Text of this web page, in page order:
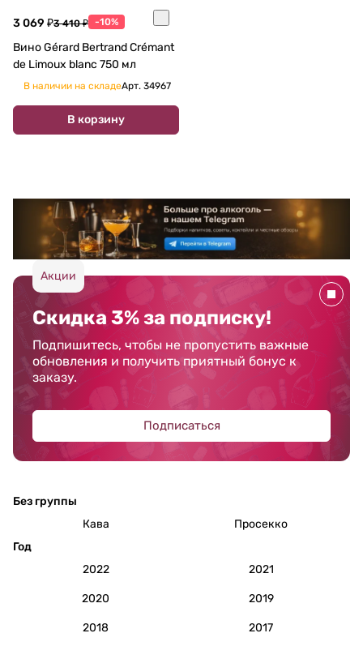
3 069 ₽3 410 ₽ -10%
Вино Gérard Bertrand Crémant
de Limoux blanc 750 мл
В наличии на складеАрт. 34967
В корзину
Акции
Скидка 3% за подписку!
Подпишитесь, чтобы не пропустить важные
обновления и получить приятный бонус к
заказу.
Подписаться
Без группы
Кава
Просекко
Год
2022
2021
2020 2019
2018 2017